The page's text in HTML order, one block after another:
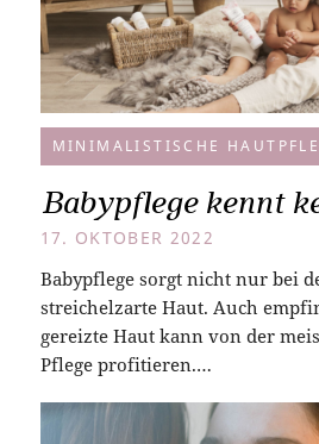
MINIMALISTISCHE
Babypflege kennt
17. OKTOBER 2022
Babypflege sorgt nicht nur bei
streichelzarte Haut. Auch
gereizte Haut kann von der
Pflege profitieren.…